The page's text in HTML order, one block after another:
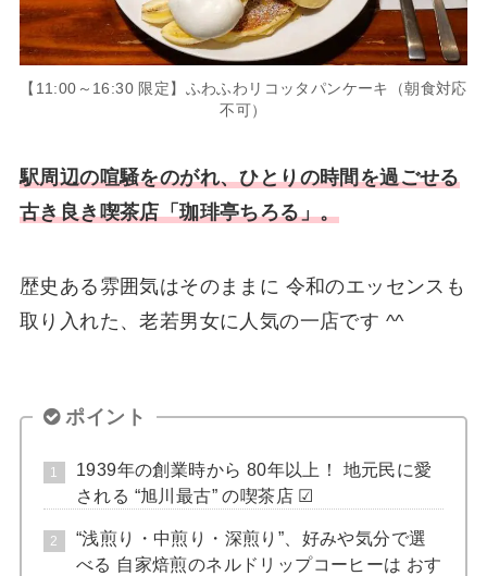
【11:00～16:30 限定】ふわふわリコッタパンケーキ（朝食対応
不可）
駅周辺の喧騒をのがれ、ひとりの時間を過ごせる
古き良き喫茶店「珈琲亭ちろる」。
歴史ある雰囲気はそのままに 令和のエッセンスも
取り入れた、老若男女に人気の一店です ^^
ポイント
1939年の創業時から 80年以上！ 地元民に愛
される “旭川最古” の喫茶店 ☑
“浅煎り・中煎り・深煎り”、好みや気分で選
べる 自家焙煎のネルドリップコーヒーは おす